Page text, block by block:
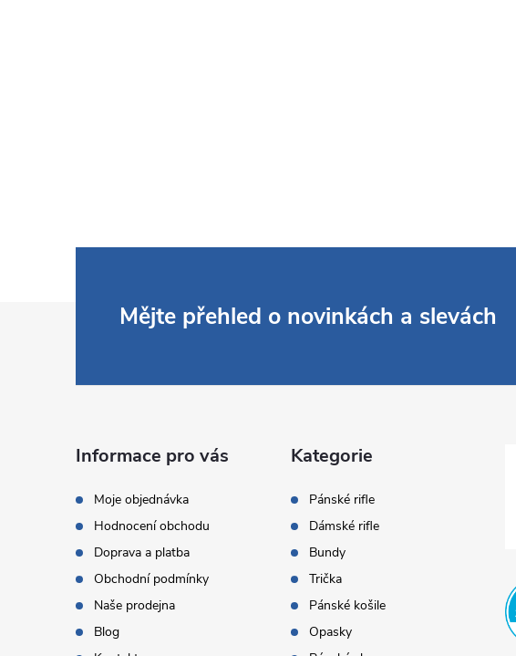
Mějte přehled o novinkách a slevách
Informace pro vás
Moje objednávka
Hodnocení obchodu
Doprava a platba
Obchodní podmínky
Naše prodejna
Blog
Kategorie
Pánské rifle
Dámské rifle
Bundy
Trička
Pánské košile
Opasky